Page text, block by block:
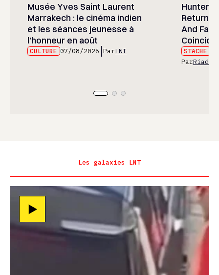
Musée Yves Saint Laurent
Marrakech : le cinéma indien
et les séances jeunesse à
l’honneur en août
CULTURE 07/08/2026 ParLNT
Hunter
And
STACHE
ParRiad
Les galaxies LNT